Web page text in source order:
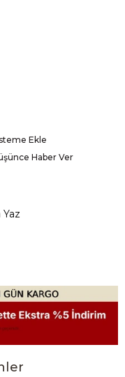
Ekle
Haber Ver